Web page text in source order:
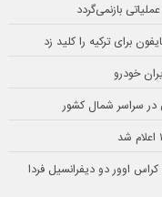
در سراسر شمال کشور
اوور دو دیفرانسیل فردا